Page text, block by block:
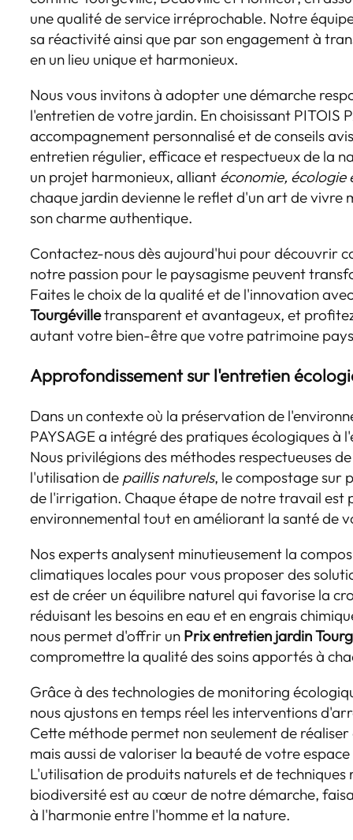
une qualité de service irréprochable. Notre
sa réactivité ainsi que par son engagement à
en un lieu unique et harmonieux.
Nous vous invitons à adopter une démarche
l'entretien de votre jardin. En choisissant PITOIS
accompagnement personnalisé et de conseils
entretien régulier, efficace et respectueux de la
un projet harmonieux, alliant économie, écologie
chaque jardin devienne le reflet d'un art de vivre
son charme authentique.
Contactez-nous dès aujourd'hui pour découvrir
notre passion pour le paysagisme peuvent
Faites le choix de la qualité et de l'innovation
Tourgévilletransparent et avantageux, et
autant votre bien-être que votre patrimoine
Approfondissement sur l'entretien
Dans un contexte où la préservation de
PAYSAGE a intégré des pratiques écologiques à
Nous privilégions des méthodes respectueuses
l'utilisation de paillis naturels, le compostage sur
de l'irrigation. Chaque étape de notre travail est
environnemental tout en améliorant la santé de
Nos experts analysent minutieusement la
climatiques locales pour vous proposer des
est de créer un équilibre naturel qui favorise la
réduisant les besoins en eau et en engrais
nous permet d'offrir un Prix entretien jardin
compromettre la qualité des soins apportés à
Grâce à des technologies de monitoring
nous ajustons en temps réel les interventions
Cette méthode permet non seulement de
mais aussi de valoriser la beauté de votre
L'utilisation de produits naturels et de techniques
biodiversité est au cœur de notre démarche,
à l'harmonie entre l'homme et la nature.